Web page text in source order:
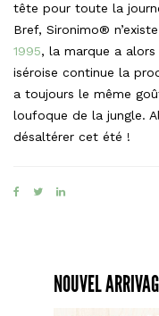
tête pour toute la
Bref, Sironimo®
1995, la marque a
iséroise continue la
a toujours le même
loufoque de la jungle.
désaltérer cet été !
NOUVEL